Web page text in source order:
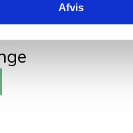
Afvis